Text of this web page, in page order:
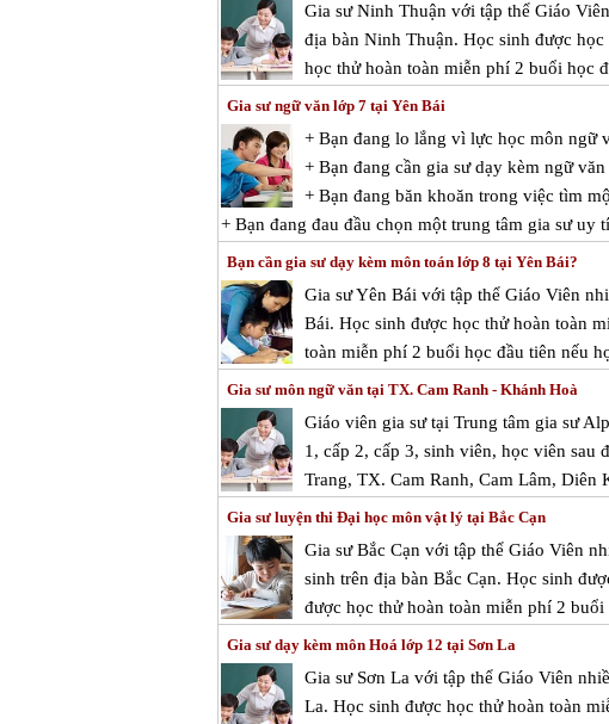
Gia sư Ninh Thuận với tập thể Giáo
địa bàn Ninh Thuận. Học sinh được
học thử hoàn toàn miễn phí 2 buổi học
Gia sư ngữ văn lớp 7 tại Yên Bái
+ Bạn đang lo lắng vì lực học môn ngữ
+ Bạn đang cần gia sư dạy kèm ngữ
+ Bạn đang băn khoăn trong việc tìm
+ Bạn đang đau đầu chọn một trung tâm gia sư uy
Bạn cần gia sư dạy kèm môn toán lớp 8 tại Yên Bái?
Gia sư Yên Bái với tập thể Giáo Viên
Bái. Học sinh được học thử hoàn toàn
toàn miễn phí 2 buổi học đầu tiên nếu
Gia sư môn ngữ văn tại TX. Cam Ranh - Khánh Hoà
Giáo viên gia sư tại Trung tâm gia sư
1, cấp 2, cấp 3, sinh viên, học viên sau
Trang, TX. Cam Ranh, Cam Lâm,
Gia sư luyện thi Đại học môn vật lý tại Bắc Cạn
Gia sư Bắc Cạn với tập thể Giáo Viên
sinh trên địa bàn Bắc Cạn. Học sinh
được học thử hoàn toàn miễn phí 2
Gia sư dạy kèm môn Hoá lớp 12 tại Sơn La
Gia sư Sơn La với tập thể Giáo Viên
La. Học sinh được học thử hoàn toàn